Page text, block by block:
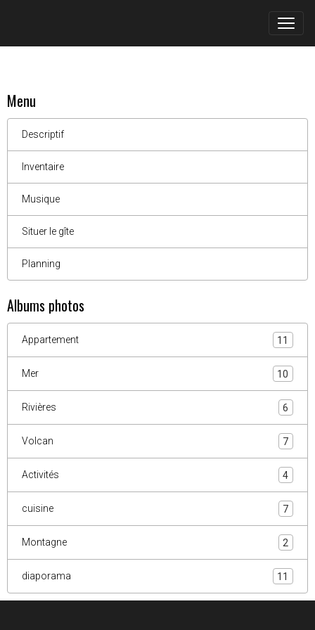
Menu
Descriptif
Inventaire
Musique
Situer le gîte
Planning
Albums photos
Appartement 11
Mer 10
Rivières 6
Volcan 7
Activités 4
cuisine 7
Montagne 2
diaporama 11